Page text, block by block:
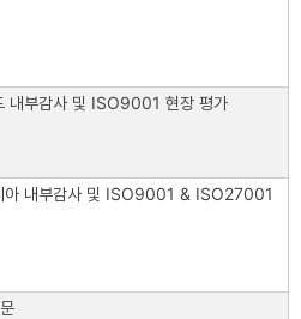
내부감사 및 ISO9001 현장 평가
아 내부감사 및 ISO9001 & ISO27001